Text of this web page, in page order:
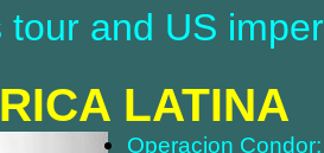
tour and US
LATINA
Operacion